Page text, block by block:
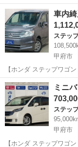
式: 平成24年7月 走行:
DBA-RK1 シフト: AT 乗
山梨 甲府市 酒
車内綺
ステッ
甲府市
【ホンダ ステップワゴン
細 ↓↓ https://www.otoron.jp/
バッ...
山梨 甲府市 ス
ミニ
ステッ
甲府市
【ホンダ ステップワゴン スパ